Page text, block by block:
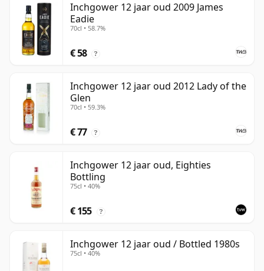
Inchgower 12 jaar oud 2009 James
Eadie
70cl • 58.7%
€ 58 ?
Inchgower 12 jaar oud 2012 Lady of the
Glen
70cl • 59.3%
€ 77 ?
Inchgower 12 jaar oud, Eighties
Bottling
75cl • 40%
€ 155 ?
Inchgower 12 jaar oud / Bottled 1980s
75cl • 40%